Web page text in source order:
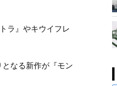
ラ』やキウイフレ
なる新作が『モン